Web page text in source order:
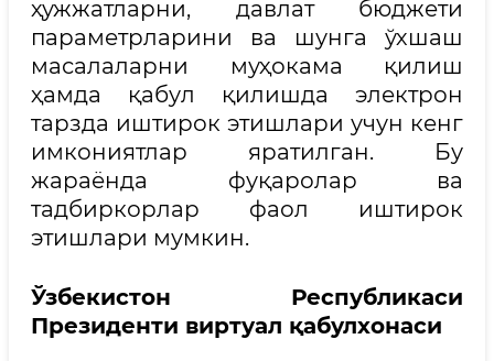
ҳужжатларни, давлат бюджети
параметрларини ва шунга ўхшаш
масалаларни муҳокама қилиш
ҳамда қабул қилишда электрон
тарзда иштирок этишлари учун кенг
имкониятлар яратилган. Бу
жараёнда фуқаролар ва
тадбиркорлар фаол иштирок
этишлари мумкин.
Ўзбекистон Республикаси
Президенти виртуал қабулхонаси